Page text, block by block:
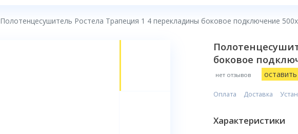
Полотенцесушитель Ростела Трапеция 1 4 перекладины боковое подключение
боковое
нет отзывов
Оплата Доставка
Характеристики